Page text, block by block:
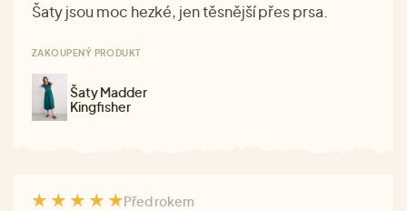
Šaty jsou moc hezké, jen těsnější přes prsa.
ZAKOUPENÝ PRODUKT
Šaty Madder
Kingfisher
Před rokem